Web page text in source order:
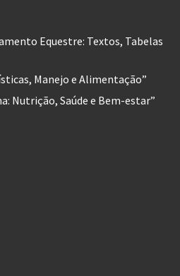
Equestre: Textos, Tabelas
Manejo e Alimentação”
Nutrição, Saúde e Bem-estar”